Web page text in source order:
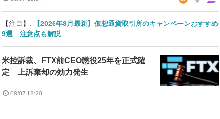
【注目】:
【2026年8月最新】仮想通貨取引所のキャンペーンおすすめ
9選 注意点も解説
米控訴裁、FTX前CEO懲役25年を正式確
定 上訴棄却の効力発生
08/07 13:20